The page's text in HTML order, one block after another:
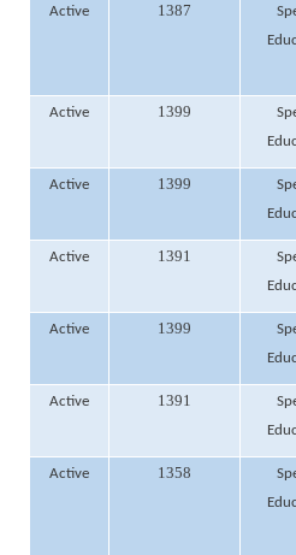
1387
Active
1399
Active
1399
Active
1391
Active
1399
Active
1391
Active
1358
Active